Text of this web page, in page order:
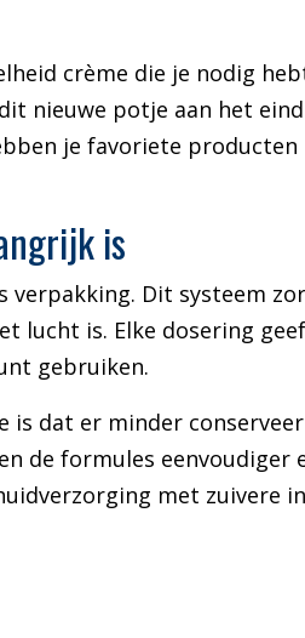
crème die je nodig
nieuwe potje aan het
je favoriete
is
verpakking. Dit systeem
lucht is. Elke dosering
gebruiken.
is dat er minder
de formules
met zuivere